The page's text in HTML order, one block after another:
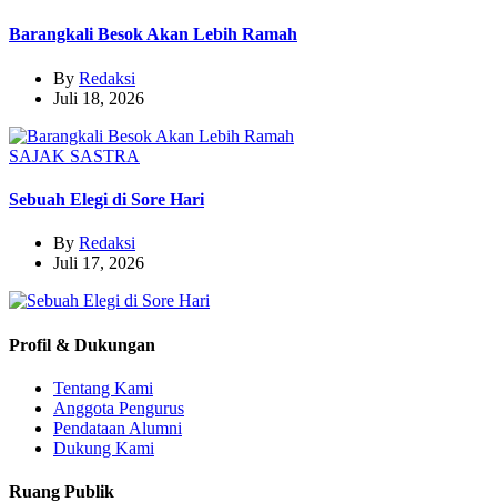
Barangkali Besok Akan Lebih Ramah
By Redaksi
Juli 18, 2026
SAJAK SASTRA
Sebuah Elegi di Sore Hari
By Redaksi
Juli 17, 2026
Profil & Dukungan
Tentang Kami
Anggota Pengurus
Pendataan Alumni
Dukung Kami
Ruang Publik